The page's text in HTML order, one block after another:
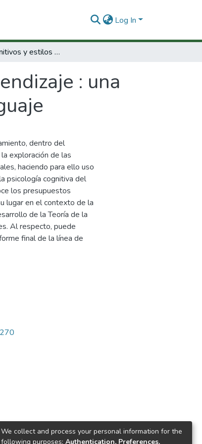
Log In
Estilos cognitivos y estilos de aprendizaje : una exploración en las áreas de matemáticas y leguaje
: una
dentro del
exploración de las
haciendo para ello uso
psicología cognitiva del
los presupuestos
lugar en el contexto de la
de la Teoría de la
Al respecto, puede
final de la línea de
We collect and process your personal information for the
following purposes: Authentication, Preferences,